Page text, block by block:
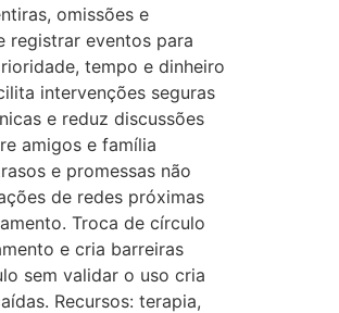
omissões e
registrar eventos para
tempo e dinheiro
intervenções seguras
e reduz discussões
amigos e família
e promessas não
de redes próximas
Troca de círculo
e cria barreiras
sem validar o uso cria
Recursos: terapia,